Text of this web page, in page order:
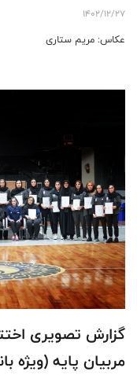
1402/12/27
عکاس: مریم ستاری
گزارش تصویری
مربیان پایه (ویژه